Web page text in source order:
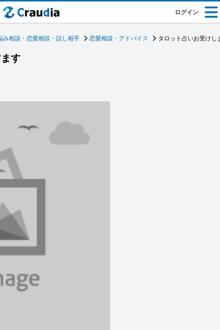
ログイン
み相談・恋愛相談・話し相手 恋愛相談・アドバイス タロット占いお受けし
す